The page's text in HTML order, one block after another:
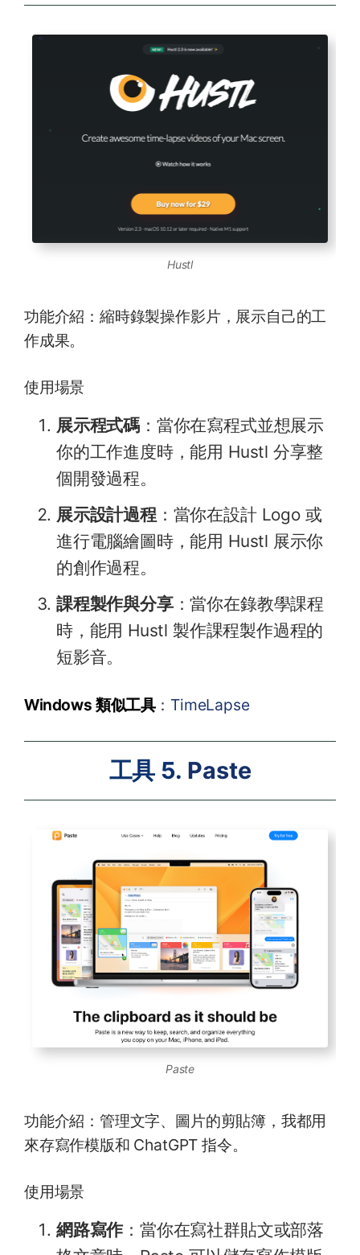
Hustl
功能介紹：縮時錄製操作影片，展示自己的工
作成果。
使用場景
展示程式碼 ：當你在寫程式並想展示
你的工作進度時，能用 Hustl 分享整
個開發過程。
展示設計過程：當你在設計 Logo 或
進行電腦繪圖時，能用 Hustl 展示你
的創作過程。
課程製作與分享：當你在錄教學課程
時，能用 Hustl 製作課程製作過程的
短影音。
Windows 類似工具： TimeLapse
工具 5. Paste
Paste
功能介紹：管理文字、圖片的剪貼簿，我都用
來存寫作模版和 ChatGPT 指令。
使用場景
網路寫作：當你在寫社群貼文或部落